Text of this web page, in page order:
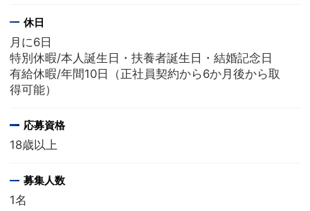
休日
月に6日
特別休暇/本人誕生日・扶養者誕生日・結婚記念日
有給休暇/年間10日（正社員契約から6か月後から取
得可能）
応募資格
18歳以上
募集人数
1名